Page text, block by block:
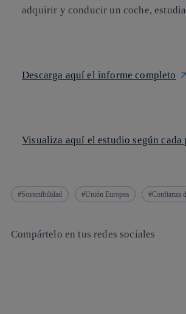
adquirir y conducir un coche,
Descarga aquí el informe completo
Visualiza aquí el estudio según cada
Sostenibilidad Unión Europea Confianza
Compártelo en tus redes sociales